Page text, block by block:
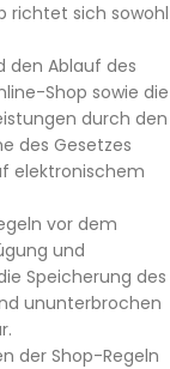
richtet sich sowohl
den Ablauf des
Shop sowie die
durch den
des Gesetzes
elektronischem
vor dem
und
Speicherung des
ununterbrochen
der Shop-Regeln